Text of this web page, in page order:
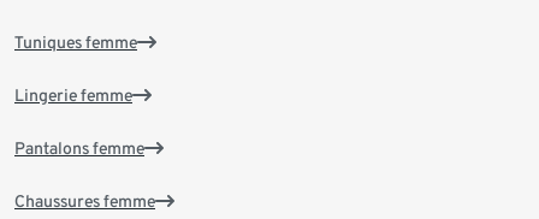
Tuniques femme
Lingerie femme
Pantalons femme
Chaussures femme